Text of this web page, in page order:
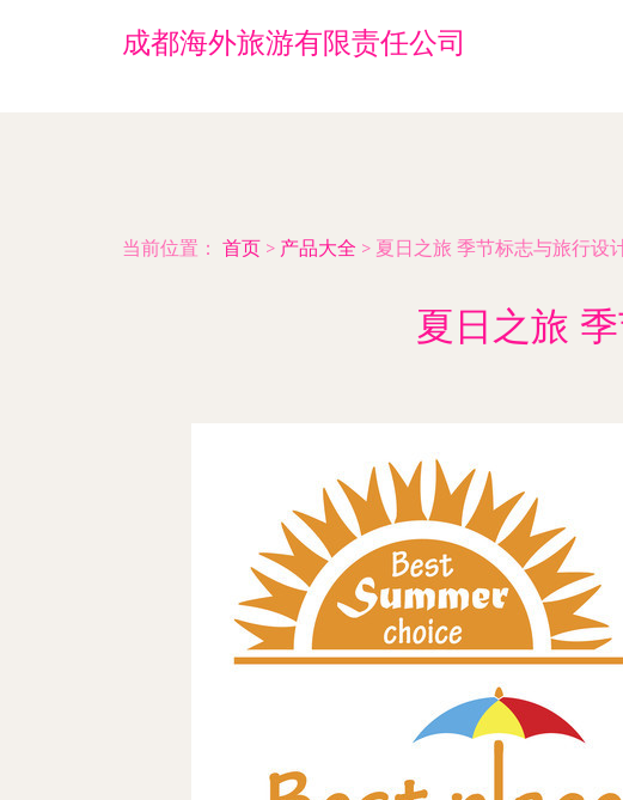
成都海外旅游有限责任公司
当前位置： 首页 > 产品大全 > 夏日之旅 季节标志与旅行设
夏日之旅